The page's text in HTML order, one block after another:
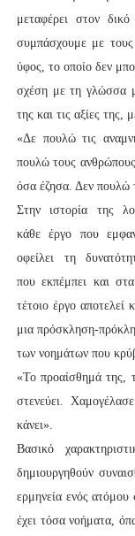
μεταφέρει στον
συμπάσχουμε με τους
ύφος, το οποίο δεν
σχέση με τη γλώσσα
της και τις αξίες της,
«Δε πουλώ τις
πουλώ τους
όσα έζησα. Δεν πουλώ
Στην ιστορία της
κάθε έργο που
οφείλει τη
που εκπέμπει και
τέτοιο έργο
μια πρόσκληση-
των νοημάτων που
«Το προαίσθημά της,
στενεύει.
κάνει».
Βασικό
δημιουργηθούν
ερμηνεία ενός ατόμου
έχει τόσα νοήματα,